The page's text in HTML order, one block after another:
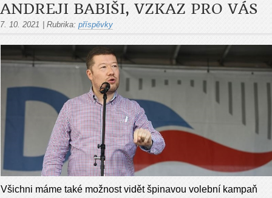
ANDREJI BABIŠI, VZKAZ PRO VÁS
7. 10. 2021 Rubrika: příspěvky
Všichni máme také možnost vidět špinavou volební kampaň